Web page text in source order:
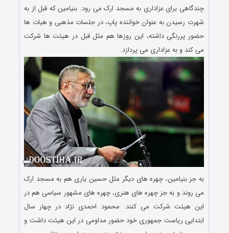
چندگاهی برای عزاداری به مسجد ارک می رود. بنیامین که قبل از به
شهرت رسیدن به عنوان خواننده پاپ، در جلسات مذهبی و هیات ها
حضور پررنگی داشته، این روزها هم مثل قبل در هیئت ها شرکت
می کند و به عزاداری می پردازد.
به جز بنیامین، چهره های دیگر مثل حسین یاری هم به مسجد ارک
می روند و به جز چهره های هنری، چهره های مشهور سیاسی هم در
این هیئت شرکت می کنند. محمود احمدی نژاد در چهار سال
ابتدایی ریاست جمهوری خود حضور مداومی در این هیئت داشت و